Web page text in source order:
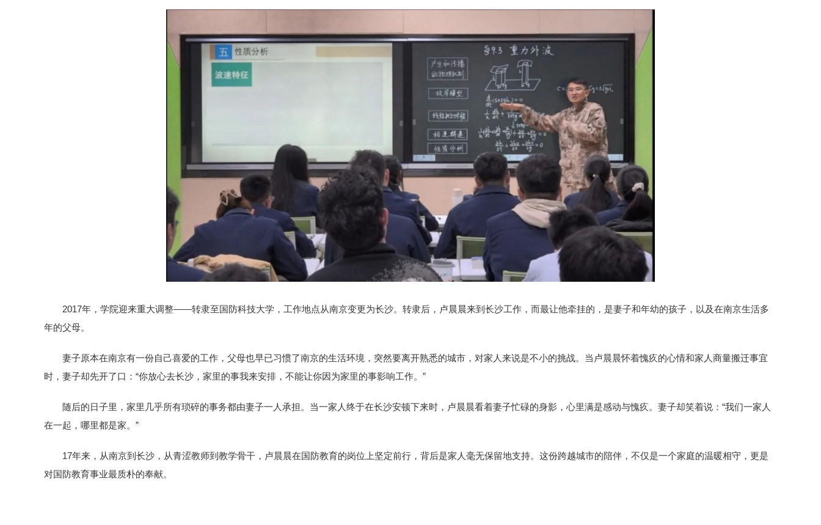
2017年，学院迎来重大调整——转隶至国防科技大学，工作地点从南京变更为长沙。转隶后，卢晨晨来到长沙工作，而最让他牵挂的，是妻子和年幼的孩子，以及在南京生活多
年的父母。
妻子原本在南京有一份自己喜爱的工作，父母也早已习惯了南京的生活环境，突然要离开熟悉的城市，对家人来说是不小的挑战。当卢晨晨怀着愧疚的心情和家人商量搬迁事宜
时，妻子却先开了口：“你放心去长沙，家里的事我来安排，不能让你因为家里的事影响工作。”
随后的日子里，家里几乎所有琐碎的事务都由妻子一人承担。当一家人终于在长沙安顿下来时，卢晨晨看着妻子忙碌的身影，心里满是感动与愧疚。妻子却笑着说：“我们一家人
在一起，哪里都是家。”
17年来，从南京到长沙，从青涩教师到教学骨干，卢晨晨在国防教育的岗位上坚定前行，背后是家人毫无保留地支持。这份跨越城市的陪伴，不仅是一个家庭的温暖相守，更是
对国防教育事业最质朴的奉献。